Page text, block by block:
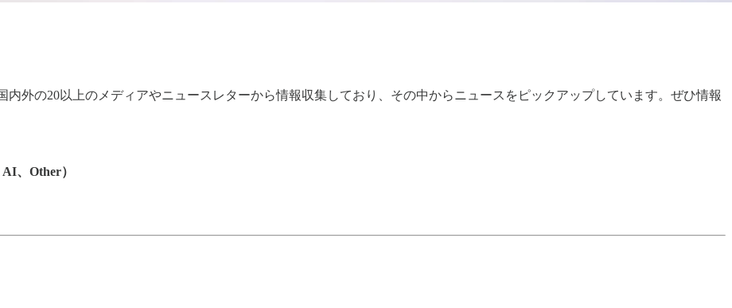
内外の20以上のメディアやニュースレターから情報収集しており、その中からニュースをピックアップしています。ぜひ情報
、Other）